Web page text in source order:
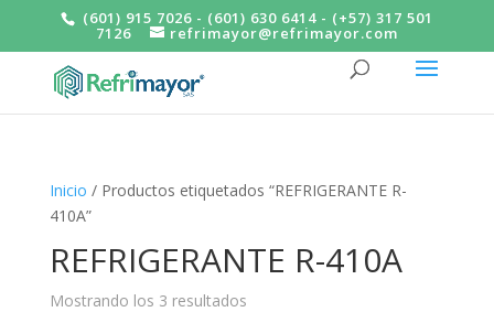
(601) 915 7026 - (601) 630 6414 - (+57) 317 501
7126 refrimayor@refrimayor.com
Inicio / Productos etiquetados “REFRIGERANTE R-
410A”
REFRIGERANTE R-410A
Mostrando los 3 resultados